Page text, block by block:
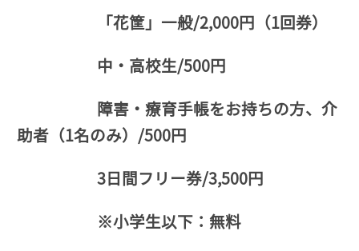
「花筐」一般/2,000円（1回券）
中・高校生/500円
障害・療育手帳をお持ちの方、介
助者（1名のみ）/500円
3日間フリー券/3,500円
※小学生以下：無料